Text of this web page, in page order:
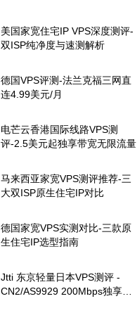
美国家宽住宅IP VPS深度测评-
双ISP纯净度与速测解析
德国VPS评测-法兰克福三网直
连4.99美元/月
电芒云香港国际线路VPS测
评-2.5美元起独享带宽无限流量
马来西亚家宽VPS测评推荐-三
大双ISP原生住宅IP对比
德国家宽VPS实测对比-三款原
生住宅IP选型指南
Jtti 东京轻量日本VPS测评 -
CN2/AS9929 200Mbps独享带